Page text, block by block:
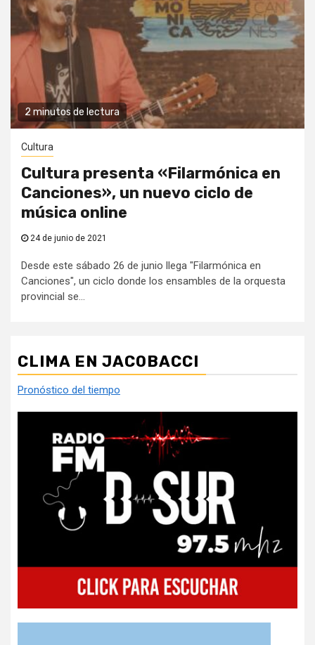
2 minutos de lectura
Cultura
Cultura presenta «Filarmónica en
Canciones», un nuevo ciclo de
música online
24 de junio de 2021
Desde este sábado 26 de junio llega "Filarmónica en
Canciones", un ciclo donde los ensambles de la orquesta
provincial se...
CLIMA EN JACOBACCI
Pronóstico del tiempo